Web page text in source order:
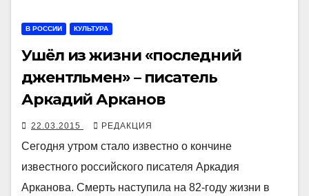
В РОССИИ КУЛЬТУРА
Ушёл из жизни «последний
джентльмен» – писатель
Аркадий Арканов
22.03.2015 РЕДАКЦИЯ
Сегодня утром стало известно о кончине
известного российского писателя Аркадия
Арканова. Смерть наступила на 82-году жизни в